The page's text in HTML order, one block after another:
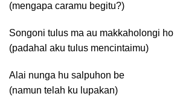
(mengapa caramu begitu?)
Songoni tulus ma au makkaholongi ho
(padahal aku tulus mencintaimu)
Alai nunga hu salpuhon be
(namun telah ku lupakan)